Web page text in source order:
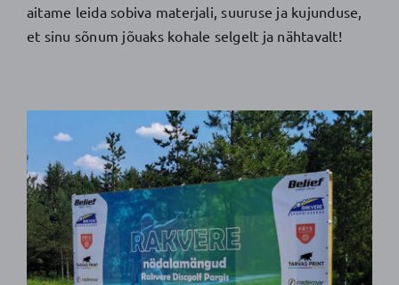
aitame leida sobiva materjali, suuruse ja kujunduse,
et sinu sõnum jõuaks kohale selgelt ja nähtavalt!